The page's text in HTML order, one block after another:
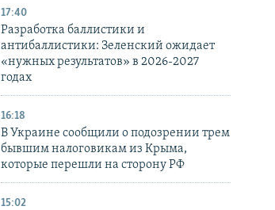
17:40
Разработка баллистики и
антибаллистики: Зеленский ожидает
«нужных результатов» в 2026-2027
годах
16:18
В Украине сообщили о подозрении трем
бывшим налоговикам из Крыма,
которые перешли на сторону РФ
15:02